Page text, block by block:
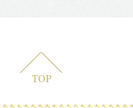
TOP